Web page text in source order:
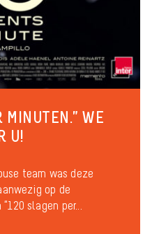
MINUTEN.” WE
U!
team was deze
op de
slagen per...